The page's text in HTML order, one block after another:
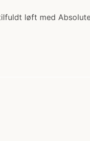
løft med